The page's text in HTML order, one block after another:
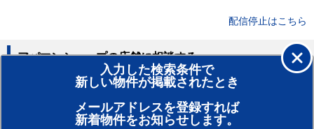
配信停止はこちら
入力した検索条件で
新しい物件が掲載されたとき
メールアドレスを登録すれば
新着物件をお知らせします。
アパマンショップの店舗に相談する
賃貸のプロがお部屋探し！
おまかせ物件リクエスト